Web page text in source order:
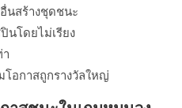
นสร้างชุดชนะ
นโดยไม่เรียง
อกาสถูกรางวัลใหญ่